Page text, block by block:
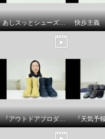
あしスッとシューズサイズについて
『アウトドアプロダクツ』 防水厚底ウィンターブーツ商品説明です